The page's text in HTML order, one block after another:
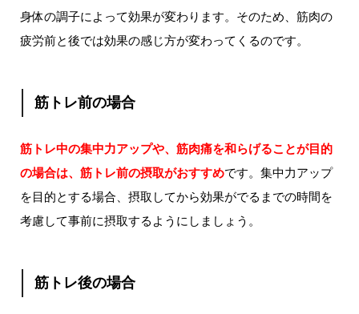
身体の調子によって効果が変わります。そのため、筋肉の
疲労前と後では効果の感じ方が変わってくるのです。
筋トレ前の場合
筋トレ中の集中力アップや、筋肉痛を和らげることが目的
の場合は、筋トレ前の摂取がおすすめです。集中力アップ
を目的とする場合、摂取してから効果がでるまでの時間を
考慮して事前に摂取するようにしましょう。
筋トレ後の場合